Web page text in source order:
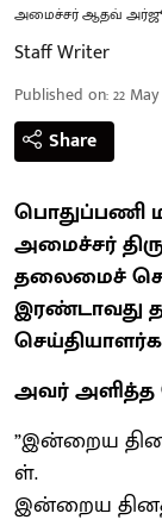
அமைச்சர் ஆதவ்
Staff Writer
Published on:22
Share
பொதுப்பணி
அமைச்சர்
தலைமைச்
இரண்டாவது
அவர் அளித்த
”இன்றைய
ள்.
இன்றைய